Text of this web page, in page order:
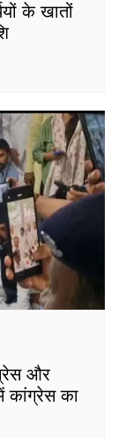
के खातों
और
कांग्रेस का